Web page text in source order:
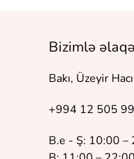
Bizimlə əlaqə
Bakı, Üzeyir
+994 12 505
B.e - Ş: 10:00 –